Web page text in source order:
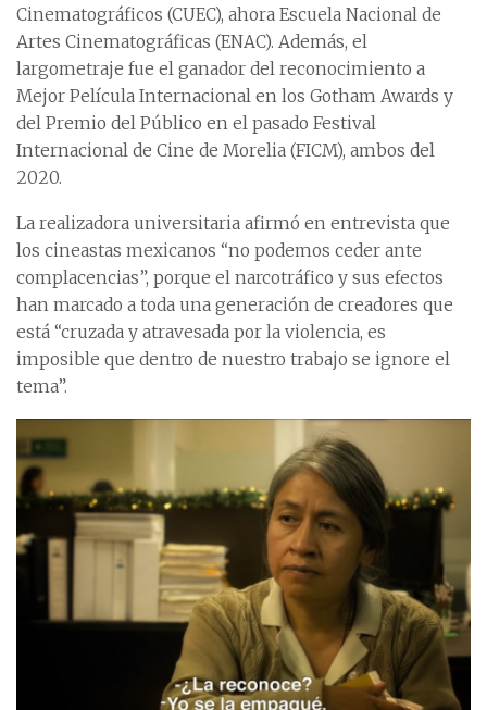
Cinematográficos (CUEC), ahora Escuela Nacional de
Artes Cinematográficas (ENAC). Además, el
largometraje fue el ganador del reconocimiento a
Mejor Película Internacional en los Gotham Awards y
del Premio del Público en el pasado Festival
Internacional de Cine de Morelia (FICM), ambos del
2020.
La realizadora universitaria afirmó en entrevista que
los cineastas mexicanos “no podemos ceder ante
complacencias”, porque el narcotráfico y sus efectos
han marcado a toda una generación de creadores que
está “cruzada y atravesada por la violencia, es
imposible que dentro de nuestro trabajo se ignore el
tema”.